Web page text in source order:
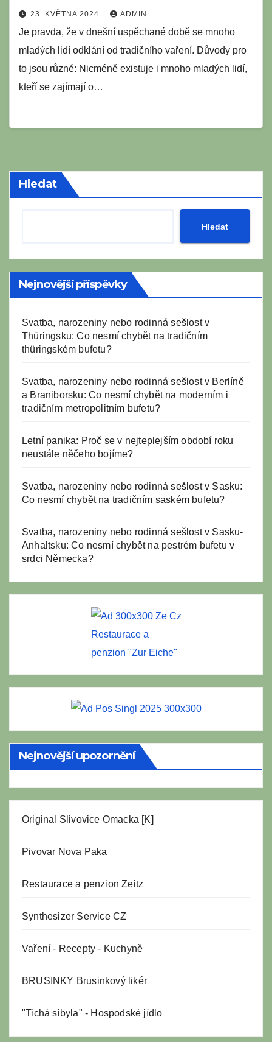
23. KVĚTNA 2024 ADMIN
Je pravda, že v dnešní uspěchané době se mnoho
mladých lidí odklání od tradičního vaření. Důvody pro
to jsou různé: Nicméně existuje i mnoho mladých lidí,
kteří se zajímají o…
Hledat
Hledat
Nejnovější příspěvky
Svatba, narozeniny nebo rodinná sešlost v
Thüringsku: Co nesmí chybět na tradičním
thüringském bufetu?
Svatba, narozeniny nebo rodinná sešlost v Berlíně
a Braniborsku: Co nesmí chybět na moderním i
tradičním metropolitním bufetu?
Letní panika: Proč se v nejteplejším období roku
neustále něčeho bojíme?
Svatba, narozeniny nebo rodinná sešlost v Sasku:
Co nesmí chybět na tradičním saském bufetu?
Svatba, narozeniny nebo rodinná sešlost v Sasku-
Anhaltsku: Co nesmí chybět na pestrém bufetu v
srdci Německa?
Restaurace a
penzion "Zur Eiche"
Nejnovější upozornění
Original Slivovice Omacka [K]
Pivovar Nova Paka
Restaurace a penzion Zeitz
Synthesizer Service CZ
Vaření - Recepty - Kuchyně
BRUSINKY Brusinkový likér
"Tichá sibyla" - Hospodské jídlo